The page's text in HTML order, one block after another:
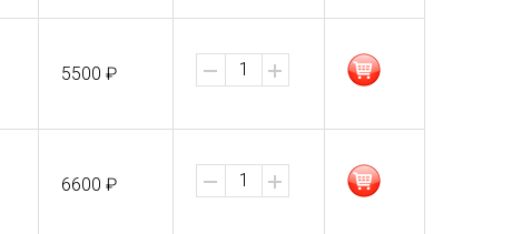
5500 ₽
6600 ₽